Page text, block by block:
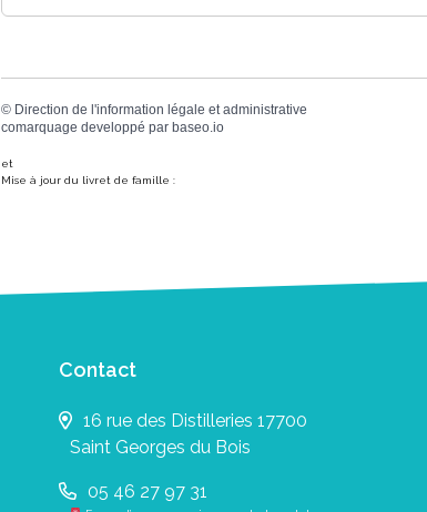
© Direction de l'information légale et administrative
comarquage developpé par baseo.io
et
Mise à jour du livret de famille :
Contact
16 rue des Distilleries 17700
Saint Georges du Bois
05 46 27 97 31